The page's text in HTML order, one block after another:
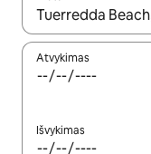
Kai pasirodys
Atvykimas
Išvykimas